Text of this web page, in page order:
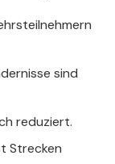
sind
reduziert.
Strecken